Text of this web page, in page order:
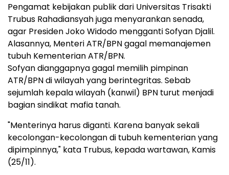
Pengamat kebijakan publik dari Universitas Trisakti
Trubus Rahadiansyah juga menyarankan senada,
agar Presiden Joko Widodo mengganti Sofyan Djalil.
Alasannya, Menteri ATR/BPN gagal memanajemen
tubuh Kementerian ATR/BPN.
Sofyan dianggapnya gagal memilih pimpinan
ATR/BPN di wilayah yang berintegritas. Sebab
sejumlah kepala wilayah (kanwil) BPN turut menjadi
bagian sindikat mafia tanah.
"Menterinya harus diganti. Karena banyak sekali
kecolongan-kecolongan di tubuh kementerian yang
dipimpinnya," kata Trubus, kepada wartawan, Kamis
(25/11).